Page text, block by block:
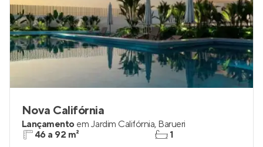
Nova Califórnia
Lançamento em Jardim Califórnia, Barueri
46 a 92 m²
1